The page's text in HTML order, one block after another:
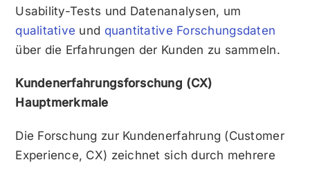
Usability-Tests und Datenanalysen, um
qualitative und quantitative Forschungsdaten
über die Erfahrungen der Kunden zu sammeln.
Kundenerfahrungsforschung (CX)
Hauptmerkmale
Die Forschung zur Kundenerfahrung (Customer
Experience, CX) zeichnet sich durch mehrere